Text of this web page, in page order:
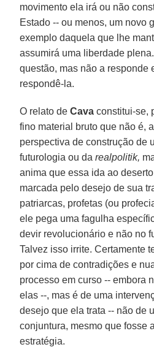
movimento ela irá ou não
Estado -- ou menos, um novo
exemplo daquela que lhe
assumirá uma liberdade
questão, mas não a responde
respondê-la.
O relato deCava constitui-se,
fino material bruto que não é,
perspectiva de construção de
futurologia ou darealpolitik,
anima que essa ida ao
marcada pelo desejo de sua
patriarcas, profetas (ou
ele pega uma fagulha
devir revolucionário e não no
Talvez isso irrite. Certamente
por cima de contradições e
processo em curso -- embora
elas --, mas é de uma
desejo que ela trata -- não de
conjuntura, mesmo que fosse
estratégia.